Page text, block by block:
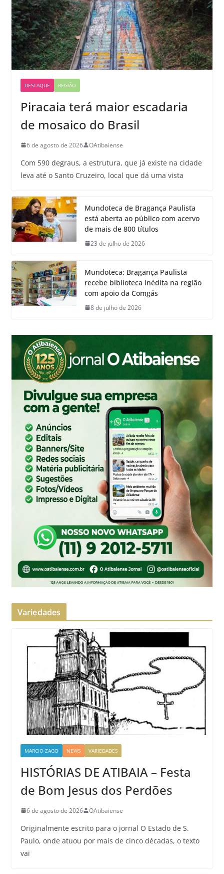
DESTAQUE REGIÃO
Piracaia terá maior escadaria
de mosaico do Brasil
6 de agosto de 2026 OAtibaiense
Com 590 degraus, a estrutura, que já existe na cidade
leva até o Santo Cruzeiro, local que dá uma vista
Mundoteca de Bragança Paulista
está aberta ao público com acervo
de mais de 800 títulos
23 de julho de 2026
Mundoteca: Bragança Paulista
recebe biblioteca inédita na região
com apoio da Comgás
8 de julho de 2026
Variedades
MARCIO ZAGO NEWS VARIEDADES
HISTÓRIAS DE ATIBAIA – Festa
de Bom Jesus dos Perdões
6 de agosto de 2026 OAtibaiense
Originalmente escrito para o jornal O Estado de S.
Paulo, onde atuou por mais de cinco décadas, o texto
vai